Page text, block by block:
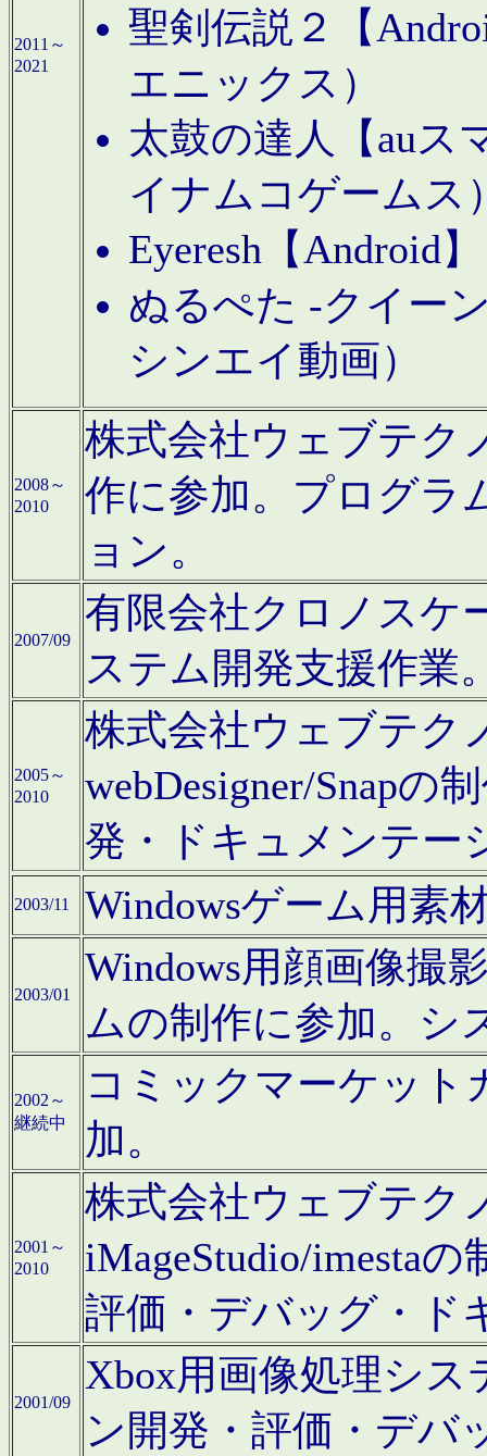
2011～
2021
聖剣伝説２【
エニックス）
太鼓の達人【auス
イナムコゲームス
Eyeresh【Android
ぬるぺた -クイー
シンエイ動画）
2008～
2010
株式会社ウェブテク
作に参加。プログラ
ョン。
2007/09
有限会社クロノスケ
ステム開発支援作業
2005～
2010
株式会社ウェブテク
webDesigner/Snapの
発・ドキュメンテー
2003/11 Windowsゲーム用素
2003/01
Windows用顔画像撮
ムの制作に参加。シ
2002～
継続中
コミックマーケット
加。
2001～
2010
株式会社ウェブテク
iMageStudio/imesta
評価・デバッグ・ド
2001/09
Xbox用画像処理シ
ン開発・評価・デバ